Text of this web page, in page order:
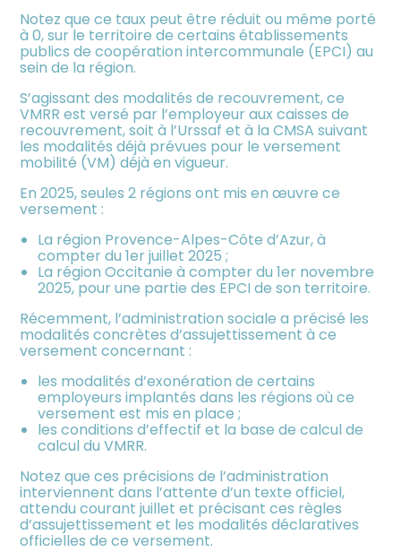
Notez que ce taux peut être réduit ou même porté
à 0, sur le territoire de certains établissements
publics de coopération intercommunale (EPCI) au
sein de la région.
S’agissant des modalités de recouvrement, ce
VMRR est versé par l’employeur aux caisses de
recouvrement, soit à l’Urssaf et à la CMSA suivant
les modalités déjà prévues pour le versement
mobilité (VM) déjà en vigueur.
En 2025, seules 2 régions ont mis en œuvre ce
versement :
La région Provence-Alpes-Côte d’Azur, à
compter du 1er juillet 2025 ;
La région Occitanie à compter du 1er novembre
2025, pour une partie des EPCI de son territoire.
Récemment, l’administration sociale a précisé les
modalités concrètes d’assujettissement à ce
versement concernant :
les modalités d’exonération de certains
employeurs implantés dans les régions où ce
versement est mis en place ;
les conditions d’effectif et la base de calcul de
calcul du VMRR.
Notez que ces précisions de l’administration
interviennent dans l’attente d’un texte officiel,
attendu courant juillet et précisant ces règles
d’assujettissement et les modalités déclaratives
officielles de ce versement.